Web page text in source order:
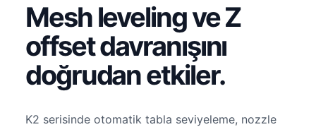
Mesh leveling ve Z
offset davranışını
doğrudan etkiler.
K2 serisinde otomatik tabla seviyeleme, nozzle